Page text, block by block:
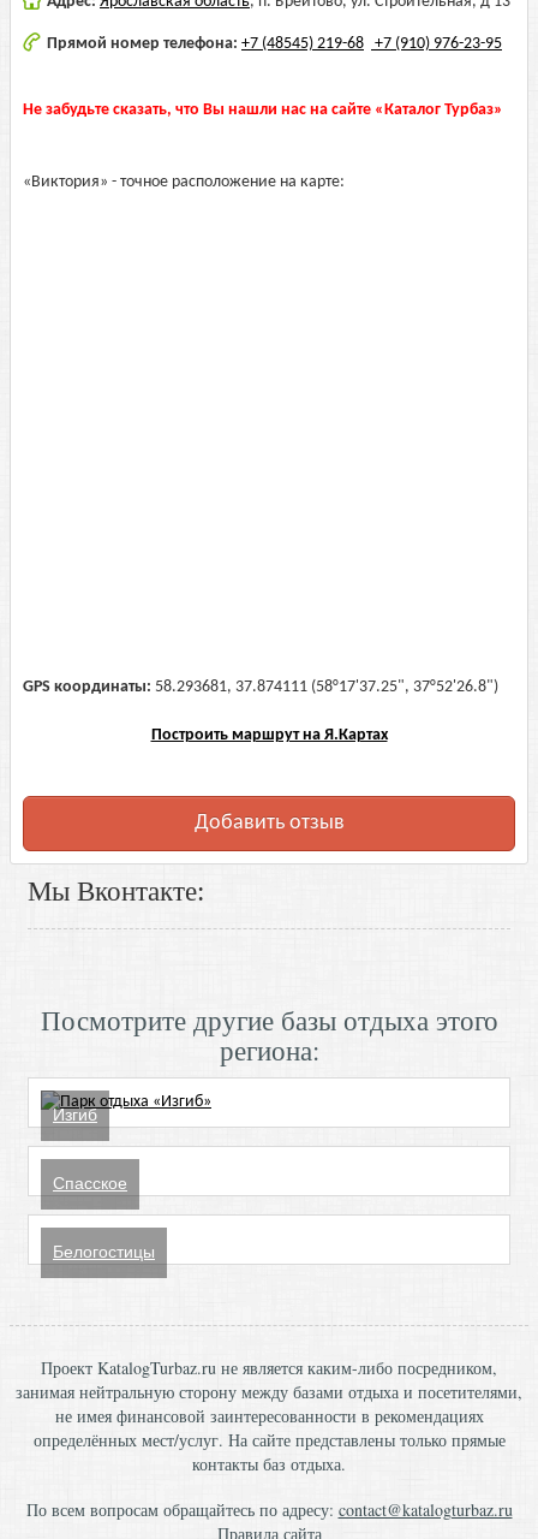
Прямой номер телефона: +7 (48545) 219-68 +7 (910) 976-23-95
Не забудьте сказать, что Вы нашли нас на сайте «Каталог Турбаз»
«Виктория» - точное расположение на карте:
GPS координаты: 58.293681, 37.874111 (58°17'37.25", 37°52'26.8")
Построить маршрут на Я.Картах
Добавить отзыв
Мы Вконтакте:
Посмотрите другие базы отдыха этого
региона:
Изгиб
Спасское
Белогостицы
Проект KatalogTurbaz.ru не является каким-либо посредником,
занимая нейтральную сторону между базами отдыха и посетителями,
не имея финансовой заинтересованности в рекомендациях
определённых мест/услуг. На сайте представлены только прямые
контакты баз отдыха.
По всем вопросам обращайтесь по адресу: contact@katalogturbaz.ru
Правила сайта